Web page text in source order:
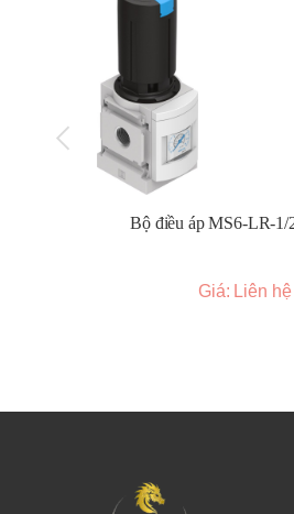
Đường kính thân:
Chiều dài:
Chiều
Đặc điểm chung:
Độ phân giải đa
đơn vị chiều dài) để
Incremental
Absolute
Nguồn cấp đa
Thiết
nhiệt độ.
Bộ điều áp MS6-LR-
Giá: Liên hệ